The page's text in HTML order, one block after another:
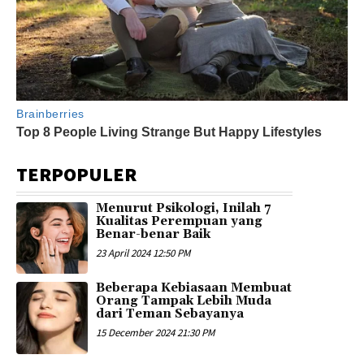
TERPOPULER
Menurut Psikologi, Inilah 7
Kualitas Perempuan yang
Benar-benar Baik
23 April 2024 12:50 PM
Beberapa Kebiasaan Membuat
Orang Tampak Lebih Muda
dari Teman Sebayanya
15 December 2024 21:30 PM